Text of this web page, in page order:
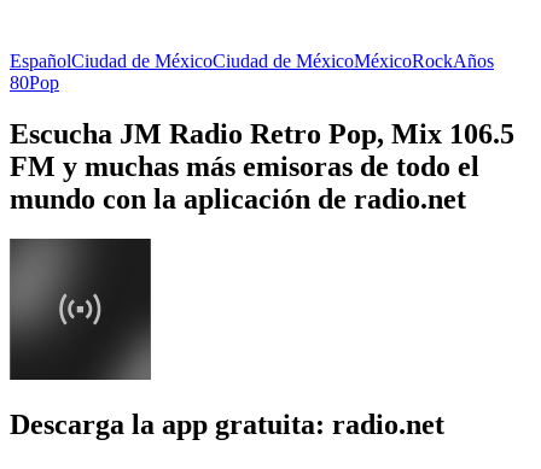
EspañolCiudad de MéxicoCiudad de MéxicoMéxicoRockAños
80Pop
Escucha JM Radio Retro Pop, Mix 106.5
FM y muchas más emisoras de todo el
mundo con la aplicación de radio.net
Descarga la app gratuita: radio.net